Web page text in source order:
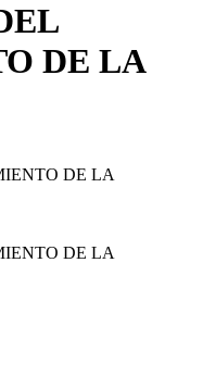
DE LA